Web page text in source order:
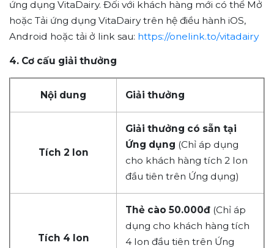
ứng dụng VitaDairy. Đối với khách hàng mới có thể Mở
hoặc Tải ứng dụng VitaDairy trên hệ điều hành iOS,
Android hoặc tải ở link sau: https://onelink.to/vitadairy
4. Cơ cấu giải thưởng
Nội dung Giải thưởng
Tích 2 lon
Giải thưởng có sẵn tại
Ứng dụng (Chỉ áp dụng
cho khách hàng tích 2 lon
đầu tiên trên Ứng dụng)
Tích 4 lon
Thẻ cào 50.000đ (Chỉ áp
dụng cho khách hàng tích
4 lon đầu tiên trên Ứng